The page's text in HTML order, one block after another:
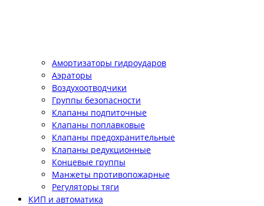
Амортизаторы гидроударов
Аэраторы
Воздухоотводчики
Группы безопасности
Клапаны подпиточные
Клапаны поплавковые
Клапаны предохранительные
Клапаны редукционные
Концевые группы
Манжеты противопожарные
Регуляторы тяги
КИП и автоматика